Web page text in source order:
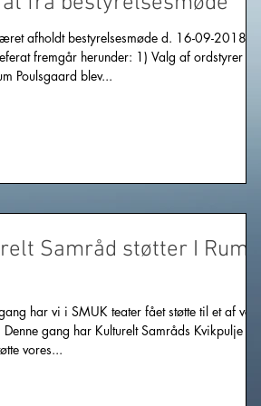
afholdt bestyrelsesmøde d. 16-09-2018 i
fremgår herunder: 1) Valg af ordstyrer
Poulsgaard blev...
Samråd støtter I Rum
har vi i SMUK teater fået støtte til et af
Denne gang har Kulturelt Samråds Kvikpulje
vores...